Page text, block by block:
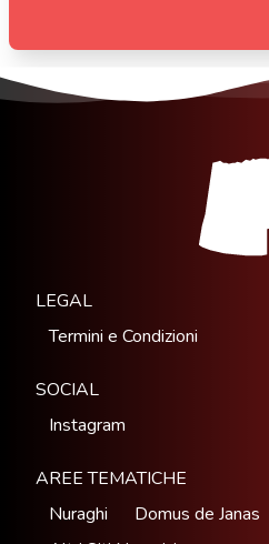
LEGAL
Termini e Condizioni
SOCIAL
Instagram
AREE TEMATICHE
Nuraghi
Domus de Janas